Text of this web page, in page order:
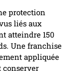
protection
liés aux
atteindre 150
Une franchise
appliquée
conserver